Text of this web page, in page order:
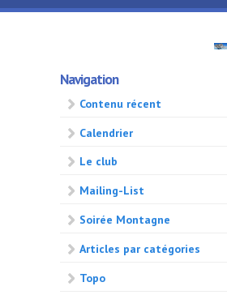
Aller au contenu principal
GMA
500
Navigation
Contenu récent
Calendrier
Le club
Mailing-List
Soirée Montagne
Articles par catégories
Topo